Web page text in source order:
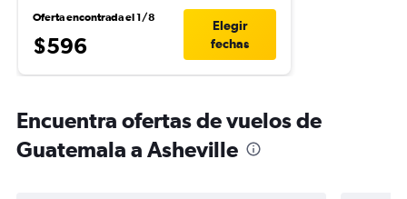
Oferta encontrada el 1/8
$596
Elegir
fechas
Encuentra ofertas de vuelos de
Guatemala a Asheville